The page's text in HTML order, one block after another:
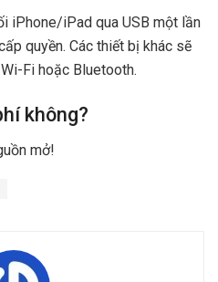
iPhone/iPad qua USB một lần
quyền. Các thiết bị khác sẽ
Fi hoặc Bluetooth.
không?
mở!